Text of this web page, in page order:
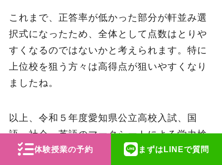
これまで、正答率が低かった部分が軒並み選
択式になったため、全体として点数はとりや
すくなるのではないかと考えられます。特に
上位校を狙う方々は高得点が狙いやすくなり
ましたね。
以上、令和５年度愛知県公立高校入試、国
語、社会、英語のマークシートによる学力検
査の問題と解答用紙の例の考察をしてみまし
体験授業の予約 まずはLINEで質問